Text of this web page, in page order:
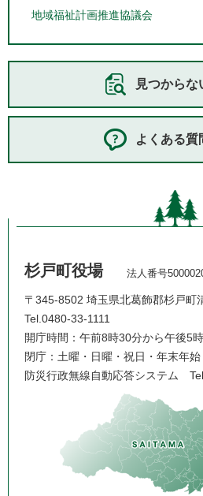
地域福祉計画推進協議会
見つからな
よくある質
杉戸町役場 法人番号
〒345-8502 埼玉県北葛飾郡杉戸町
Tel.0480-33-1111
開庁時間：午前8時30分から午後5
閉庁：土曜・日曜・祝日・年末年始
防災行政無線自動応答システム